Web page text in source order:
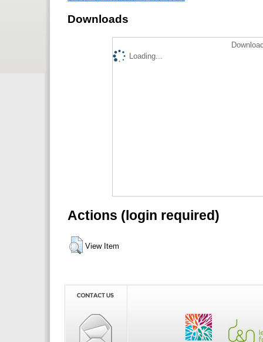
Downloads
Loading...
Actions (login required)
View Item